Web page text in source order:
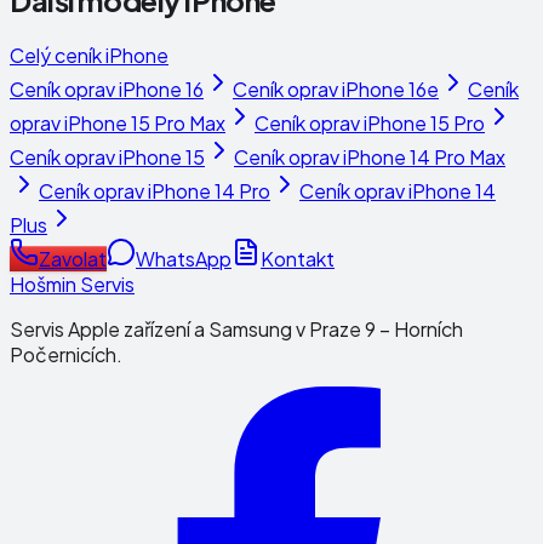
Celý ceníkiPhone
Ceník opraviPhone 16 Ceník opraviPhone 16e
Ceník
opraviPhone 15 Pro Max Ceník opraviPhone 15 Pro
Ceník opraviPhone 15 Ceník opraviPhone 14 Pro Max
Ceník opraviPhone 14 Pro Ceník opraviPhone 14
Plus
Zavolat
WhatsApp
Kontakt
Hošmin Servis
Servis Apple zařízení a Samsung v Praze 9 – Horních
Počernicích.